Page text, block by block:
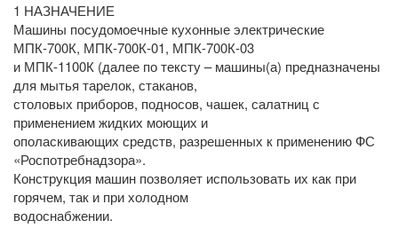
1 НАЗНАЧЕНИЕ
Машины посудомоечные кухонные электрические
МПК-700К, МПК-700К-01, МПК-700К-03
и МПК-1100К (далее по тексту – машины(а) предназначены
для мытья тарелок, стаканов,
столовых приборов, подносов, чашек, салатниц с
применением жидких моющих и
ополаскивающих средств, разрешенных к применению ФС
«Роспотребнадзора».
Конструкция машин позволяет использовать их как при
горячем, так и при холодном
водоснабжении.